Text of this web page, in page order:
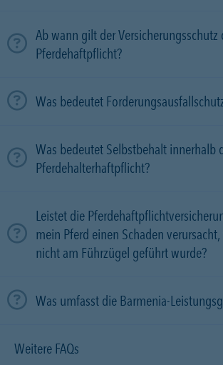
Ab wann gilt der Versicherungsschutz
Pferdehaftpflicht?
Was bedeutet
Was bedeutet Selbstbehalt innerhalb
Pferdehalterhaftpflicht?
Leistet die
mein Pferd einen Schaden
nicht am Führzügel geführt wurde?
Was umfasst die Barmenia-
Weitere FAQs